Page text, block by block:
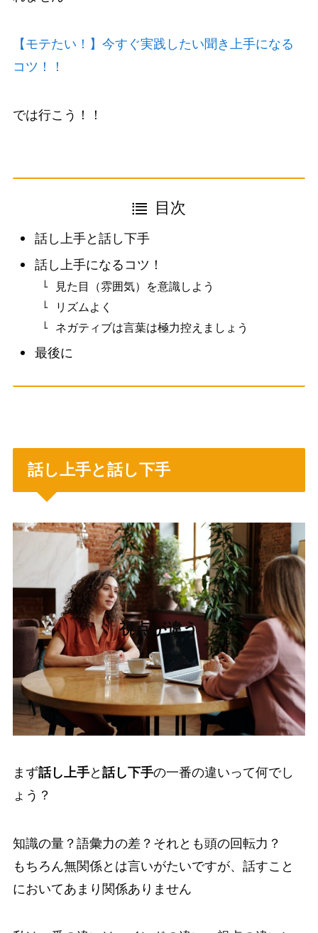
【モテたい！】今すぐ実践したい聞き上手になる
コツ！！
では行こう！！
目次
話し上手と話し下手
話し上手になるコツ！
見た目（雰囲気）を意識しよう
リズムよく
ネガティブは言葉は極力控えましょう
最後に
話し上手と話し下手
視点が違う
まず話し上手と 話し下手の一番の違いって何でし
ょう？
知識の量？語彙力の差？それとも頭の回転力？
もちろん無関係とは言いがたいですが、話すこと
においてあまり関係ありません